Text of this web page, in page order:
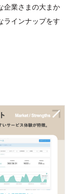
企業さまの大まか
ラインナップをす